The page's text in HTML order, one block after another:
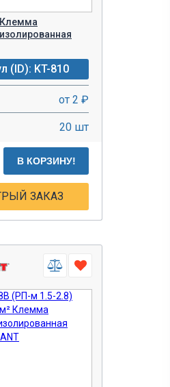
Клемма
(ID): KT-810
от 2 ₽
20 шт
В КОРЗИНУ!
ЗАКАЗ